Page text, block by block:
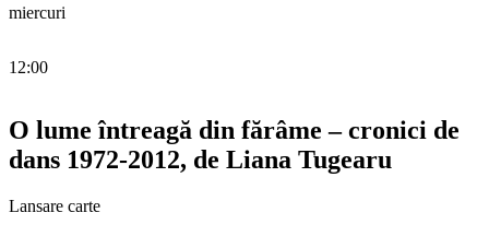
miercuri
12:00
O lume întreagă din fărâme – cronici de
dans 1972-2012, de Liana Tugearu
Lansare carte